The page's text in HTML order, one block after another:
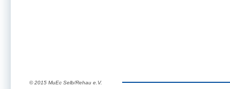
© 2015 MuEc Selb/Rehau e.V.